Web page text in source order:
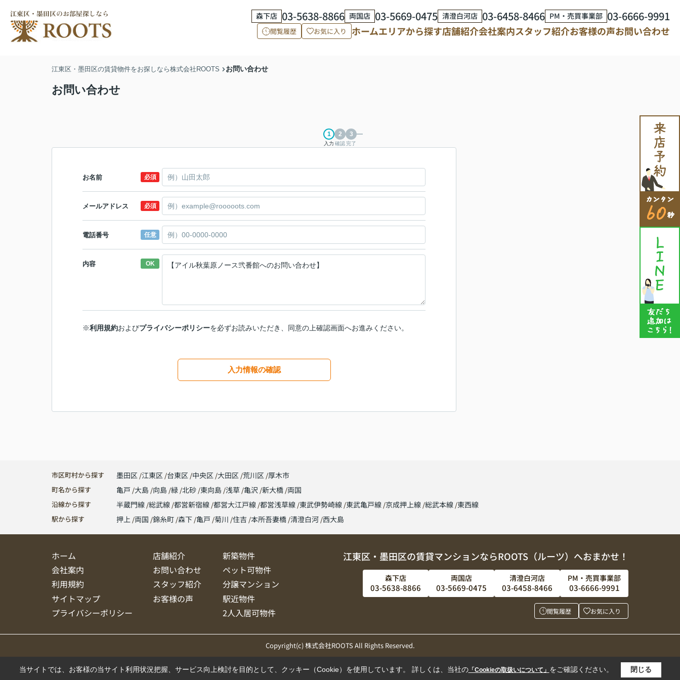
森下店 03-5638-8866 両国店 03-5669-0475 清澄白河店 03-6458-8466 PM・売買事業部 03-6666-9991
閲覧履歴 お気に入り ホームエリアから探す店舗紹介会社案内スタッフ紹介お客様の声お問い合わせ
江東区・墨田区の賃貸物件をお探しなら株式会社ROOTS お問い合わせ
お問い合わせ
入力 確認完了
お名前 必須
メールアドレス 必須
電話番号 任意
内容 OK
※利用規約およびプライバシーポリシーを必ずお読みいただき、同意の上確認画面へお進みください。
入力情報の確認
市区町村から探す 墨田区 江東区 台東区 中央区 大田区 荒川区 厚木市
町名から探す 亀戸 大島 向島 緑 北砂 東向島 浅草 亀沢 新大橋 両国
沿線から探す 半蔵門線 総武線 都営新宿線 都営大江戸線 都営浅草線 東武伊勢崎線 東武亀戸線 京成押上線 総武本線 東西線
駅から探す 押上 両国 錦糸町 森下 亀戸 菊川 住吉 本所吾妻橋 清澄白河 西大島
ホーム 店舗紹介
新築物件
会社案内
お問い合わせ
ペット可物件
利用規約
スタッフ紹介
分譲マンション
サイトマップ
お客様の声
駅近物件
プライバシーポリシー
2人入居可物件
江東区・墨田区の賃貸マンションならROOTS（ルーツ）へおまかせ！
森下店
03-5638-8866
両国店
03-5669-0475
清澄白河店
03-6458-8466
PM・売買事業部
03-6666-9991
閲覧履歴 お気に入り
Copyright(c) 株式会社ROOTS All Rights Reserved.
当サイトでは、お客様の当サイト利用状況把握、サービス向上検討を目的として、クッキー（Cookie）を使用しています。 詳しくは、当社の「Cookieの取扱いについて」 をご確認ください。 閉じる